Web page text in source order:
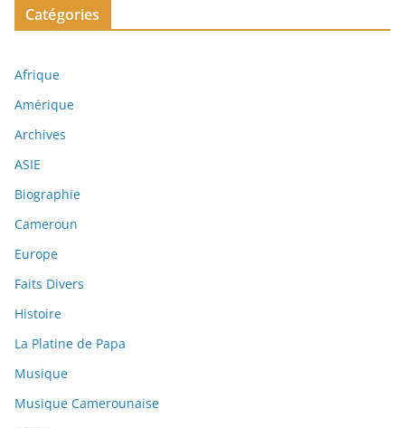
Catégories
Afrique
Amérique
Archives
ASIE
Biographie
Cameroun
Europe
Faits Divers
Histoire
La Platine de Papa
Musique
Musique Camerounaise